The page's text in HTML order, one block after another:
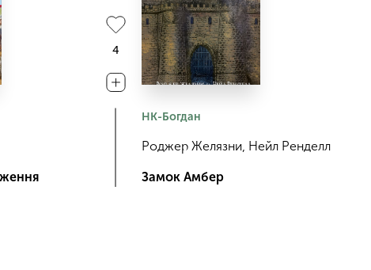
НК-Богдан
Роджер Желязни, Нейл Ренделл
Замок Амбер
4